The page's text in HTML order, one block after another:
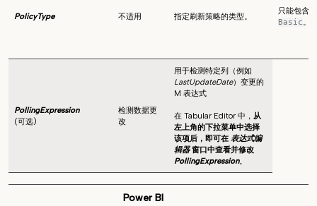
PolicyType 不适用 指定刷新策略的类型。
只能包含
Basic。
PollingExpression
(可选)
检测数据更
改
用于检测特定列（例如
LastUpdateDate）变更的
M 表达式
在 Tabular Editor 中， 从
左上角的下拉菜单中选择
该项后，即可在 表达式编
辑器窗口中查看并修改
PollingExpression。
Power BI